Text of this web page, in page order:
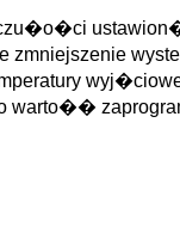
warto��